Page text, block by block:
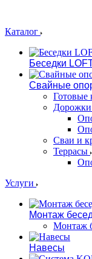
Каталог
Беседки
Свайные
Готовые
Дорожки
Сваи и
Террасы
Услуги
Монтаж
Монтаж
Навесы